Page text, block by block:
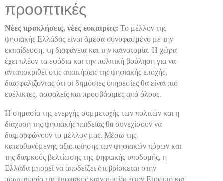
προοπτικές
Νέες προκλήσεις, νέες ευκαιρίες: Το μέλλον της
ψηφιακής Ελλάδας είναι άμεσα συνυφασμένο με την
εκπαίδευση, τη διαφάνεια και την καινοτομία. Η χώρα
έχει πλέον τα εφόδια και την πολιτική βούληση για να
ανταποκριθεί στις απαιτήσεις της ψηφιακής εποχής,
διασφαλίζοντας ότι οι δημόσιες υπηρεσίες θα είναι πιο
ευέλικτες, ασφαλείς και προσβάσιμες από όλους.
Η σημασία της ενεργής συμμετοχής των πολιτών και η
διάχυση της ψηφιακής παιδείας θα συνεχίσουν να
διαμορφώνουν το μέλλον μας. Μέσω της
κατευθυνόμενης αξιοποίησης των ψηφιακών πόρων και
της διαρκούς βελτίωσης της ψηφιακής υποδομής, η
Ελλάδα μπορεί να αποδείξει ότι βρίσκεται στην
πρωτοπορία της ψηφιακής καινοτομίας στην Ευρώπη και